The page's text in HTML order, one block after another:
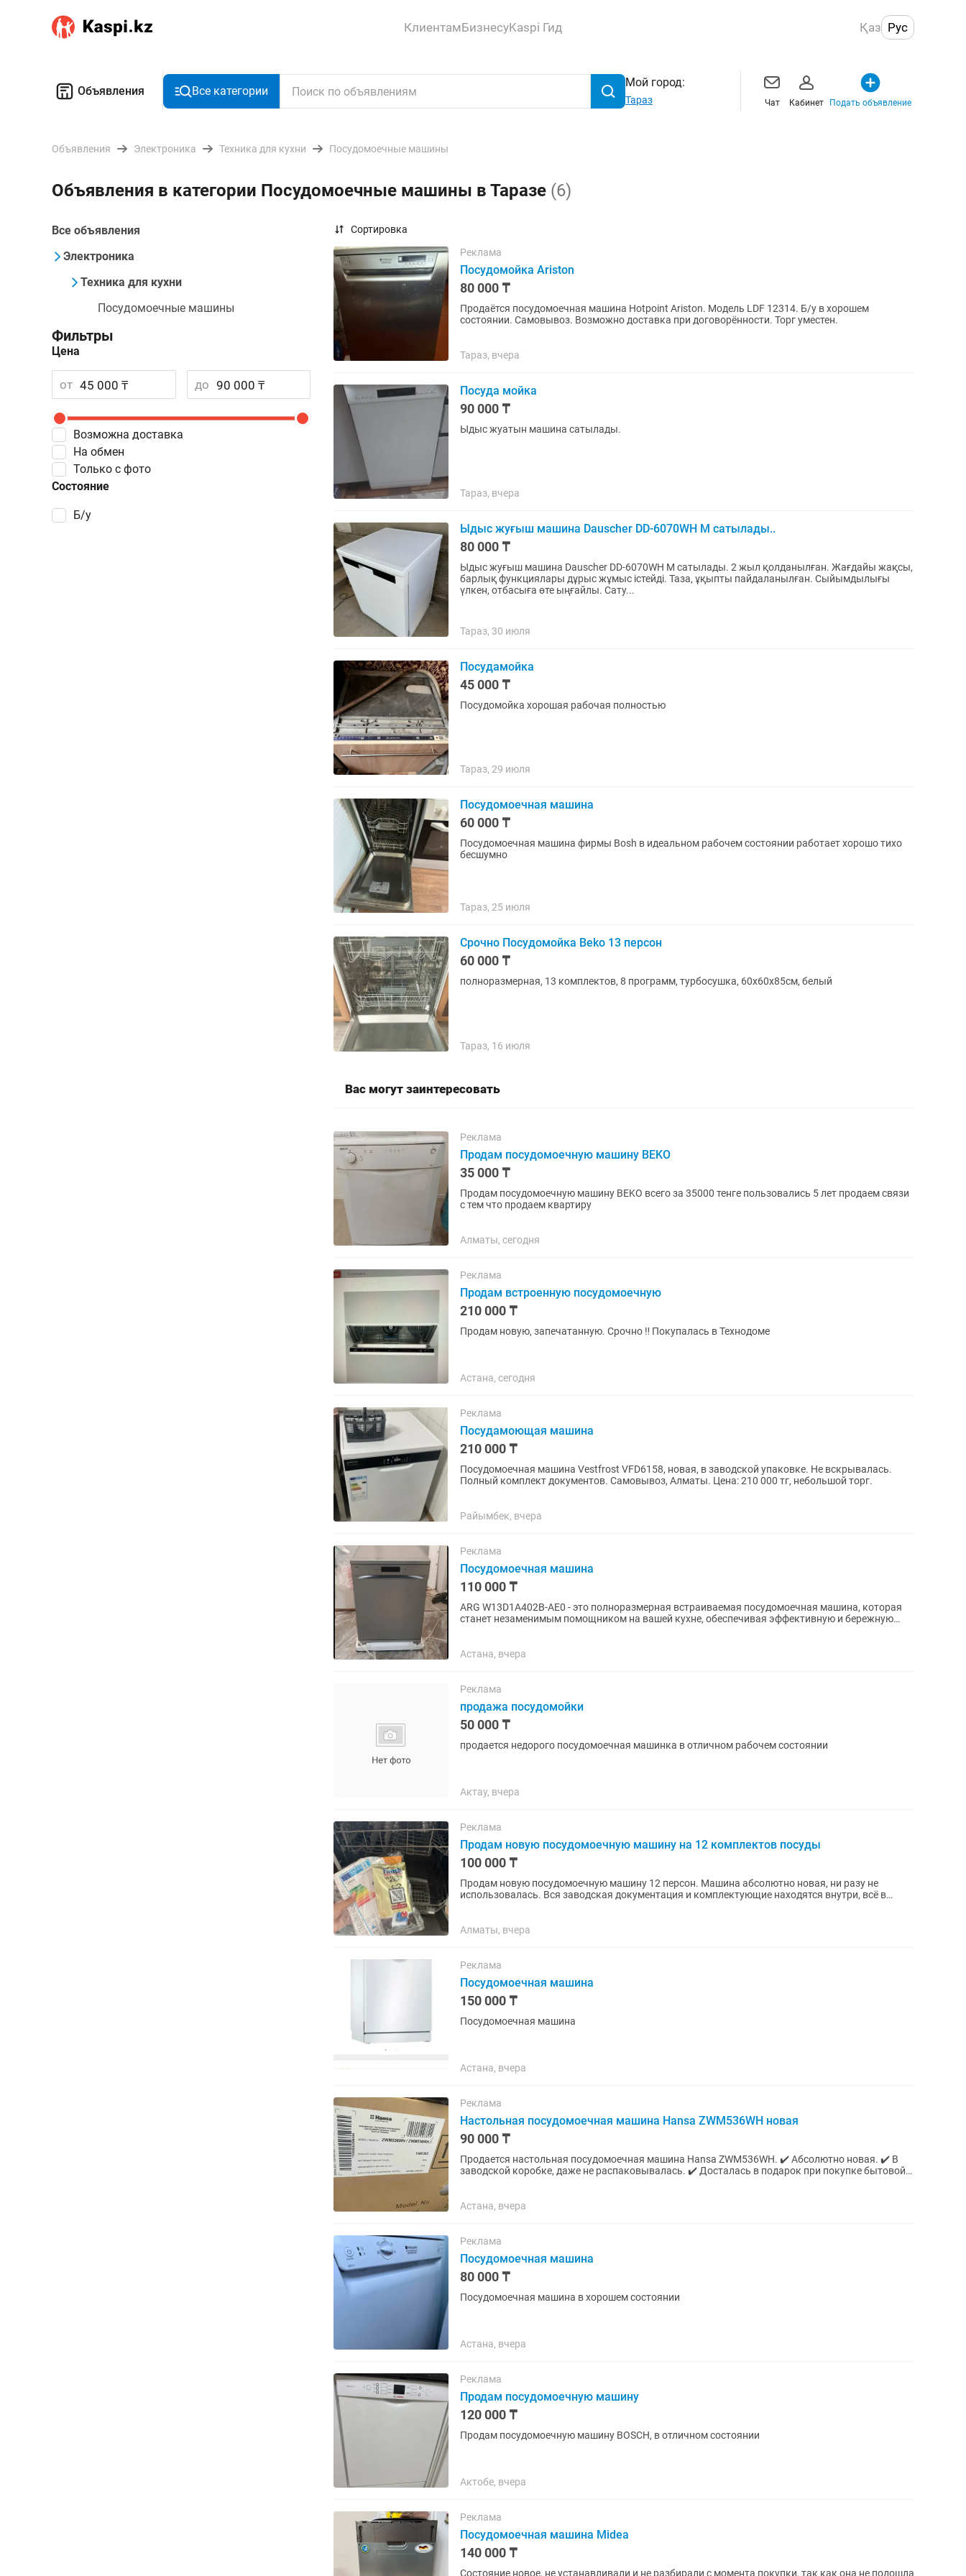
КлиентамБизнесуKaspi Гид Қаз Рус
Объявления Все категории
Мой город:
Тараз Чат Кабинет Подать объявление
Объявления Электроника Техника для кухни Посудомоечные машины
Объявления в категории Посудомоечные машины в Таразе (6)
Все объявления
Электроника
Техника для кухни
Посудомоечные машины
Фильтры
Цена
от до
Возможна доставка
Состояние
Б/у
На обмен
Только с фото
Сортировка
Реклама
Посудомойка Ariston
80 000 ₸
Продаётся посудомоечная машина Hotpoint Ariston. Модель LDF 12314. Б/у в хорошем
состоянии. Самовывоз. Возможно доставка при договорённости. Торг уместен.
Тараз, вчера
Посуда мойка
90 000 ₸
Ыдыс жуатын машина сатылады.
Тараз, вчера
Ыдыс жуғыш машина Dauscher DD-6070WH M сатылады..
80 000 ₸
Ыдыс жуғыш машина Dauscher DD-6070WH M сатылады. 2 жыл қолданылған. Жағдайы жақсы,
барлық функциялары дұрыс жұмыс істейді. Таза, ұқыпты пайдаланылған. Сыйымдылығы
үлкен, отбасыға өте ыңғайлы. Сату...
Тараз, 30 июля
Посудамойка
45 000 ₸
Посудомойка хорошая рабочая полностью
Тараз, 29 июля
Посудомоечная машина
60 000 ₸
Посудомоечная машина фирмы Bosh в идеальном рабочем состоянии работает хорошо тихо
бесшумно
Тараз, 25 июля
Срочно Посудомойка Beko 13 персон
60 000 ₸
полноразмерная, 13 комплектов, 8 программ, турбосушка, 60x60x85см, белый
Тараз, 16 июля
Вас могут заинтересовать
Реклама
Продам посудомоечную машину BEKO
35 000 ₸
Продам посудомоечную машину BEKO всего за 35000 тенге пользовались 5 лет продаем связи
с тем что продаем квартиру
Алматы, сегодня
Реклама
Продам встроенную посудомоечную
210 000 ₸
Продам новую, запечатанную. Срочно ‼️ Покупалась в Технодоме
Астана, сегодня
Реклама
Посудамоющая машина
210 000 ₸
Посудомоечная машина Vestfrost VFD6158, новая, в заводской упаковке. Не вскрывалась.
Полный комплект документов. Самовывоз, Алматы. Цена: 210 000 тг, небольшой торг.
Райымбек, вчера
Реклама
Посудомоечная машина
110 000 ₸
ARG W13D1A402B-AE0 - это полноразмерная встраиваемая посудомоечная машина, которая
станет незаменимым помощником на вашей кухне, обеспечивая эффективную и бережную
Астана, вчера
Реклама
продажа посудомойки
50 000 ₸
продается недорого посудомоечная машинка в отличном рабочем состоянии
Актау, вчера
Реклама
Продам новую посудомоечную машину на 12 комплектов посуды
100 000 ₸
Продам новую посудомоечную машину 12 персон. Машина абсолютно новая, ни разу не
использовалась. Вся заводская документация и комплектующие находятся внутри, всё в
Алматы, вчера
Реклама
Посудомоечная машина
150 000 ₸
Посудомоечная машина
Астана, вчера
Реклама
Настольная посудомоечная машина Hansa ZWM536WH новая
90 000 ₸
Продается настольная посудомоечная машина Hansa ZWM536WH. ✔️ Абсолютно новая. ✔️ В
заводской коробке, даже не распаковывалась. ✔️ Досталась в подарок при покупке бытовой
Астана, вчера
Реклама
Посудомоечная машина
80 000 ₸
Посудомоечная машина в хорошем состоянии
Астана, вчера
Реклама
Продам посудомоечную машину
120 000 ₸
Продам посудомоечную машину BOSCH, в отличном состоянии
Актобе, вчера
Реклама
Посудомоечная машина Midea
140 000 ₸
Состояние новое, не устанавливали и не разбирали с момента покупки, так как она не подошла